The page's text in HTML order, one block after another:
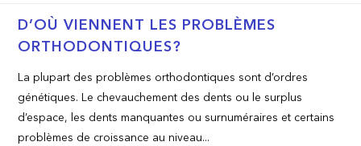
D’OÙ VIENNENT LES PROBLÈMES
ORTHODONTIQUES?
La plupart des problèmes orthodontiques sont d’ordres
génétiques. Le chevauchement des dents ou le surplus
d’espace, les dents manquantes ou surnuméraires et certains
problèmes de croissance au niveau...